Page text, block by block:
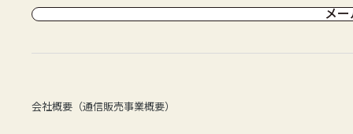
メ
会社概要（通信販売事業概要）